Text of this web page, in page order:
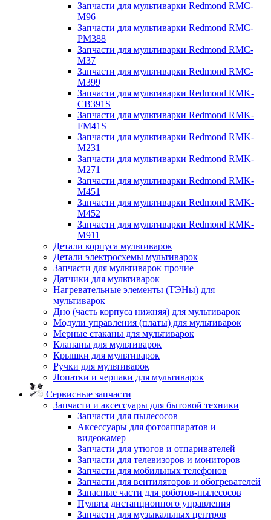
Запчасти для мультиварки Redmond RMC-
M96
Запчасти для мультиварки Redmond RMC-
PM388
Запчасти для мультиварки Redmond RMC-
M37
Запчасти для мультиварки Redmond RMC-
M399
Запчасти для мультиварки Redmond RMK-
CB391S
Запчасти для мультиварки Redmond RMK-
FM41S
Запчасти для мультиварки Redmond RMK-
M231
Запчасти для мультиварки Redmond RMK-
M271
Запчасти для мультиварки Redmond RMK-
M451
Запчасти для мультиварки Redmond RMK-
M452
Запчасти для мультиварки Redmond RMK-
M911
Детали корпуса мультиварок
Детали электросхемы мультиварок
Запчасти для мультиварок прочие
Датчики для мультиварок
Нагревательные элементы (ТЭНы) для
мультиварок
Дно (часть корпуса нижняя) для мультиварок
Модули управления (платы) для мультиварок
Мерные стаканы для мультиварок
Клапаны для мультиварок
Крышки для мультиварок
Ручки для мультиварок
Лопатки и черпаки для мультиварок
Сервисные запчасти
Запчасти и аксессуары для бытовой техники
Запчасти для пылесосов
Аксессуары для фотоаппаратов и
видеокамер
Запчасти для утюгов и отпаривателей
Запчасти для телевизоров и мониторов
Запчасти для мобильных телефонов
Запчасти для вентиляторов и обогревателей
Запасные части для роботов-пылесосов
Пульты дистанционного управления
Запчасти для музыкальных центров